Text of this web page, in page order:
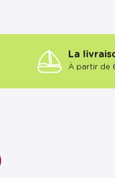
La
À partir de